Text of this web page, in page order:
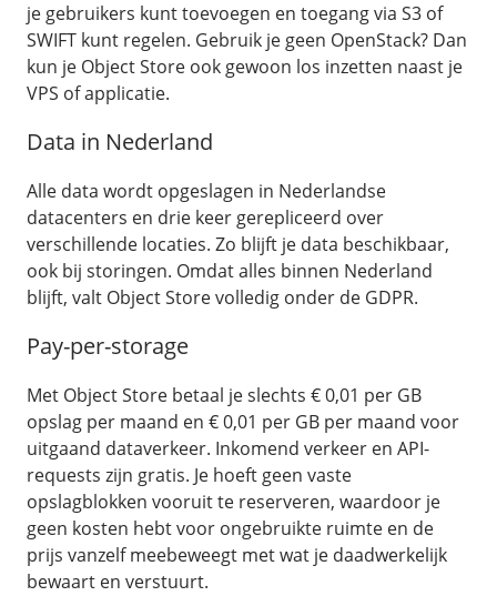
/Overig
API
Fast Installs
Netwerk
Infrastructuur
BladeVPS
PerformanceVPS
je gebruikers kunt toevoegen en toegang via S3 of
SWIFT kunt regelen. Gebruik je geen OpenStack? Dan
kun je Object Store ook gewoon los inzetten naast je
VPS of applicatie.
Data in Nederland
Alle data wordt opgeslagen in Nederlandse
datacenters en drie keer gerepliceerd over
verschillende locaties. Zo blijft je data beschikbaar,
ook bij storingen. Omdat alles binnen Nederland
blijft, valt Object Store volledig onder de GDPR.
Pay-per-storage
Met Object Store betaal je slechts € 0,01 per GB
opslag per maand en € 0,01 per GB per maand voor
uitgaand dataverkeer. Inkomend verkeer en API-
requests zijn gratis. Je hoeft geen vaste
opslagblokken vooruit te reserveren, waardoor je
geen kosten hebt voor ongebruikte ruimte en de
prijs vanzelf meebeweegt met wat je daadwerkelijk
bewaart en verstuurt.